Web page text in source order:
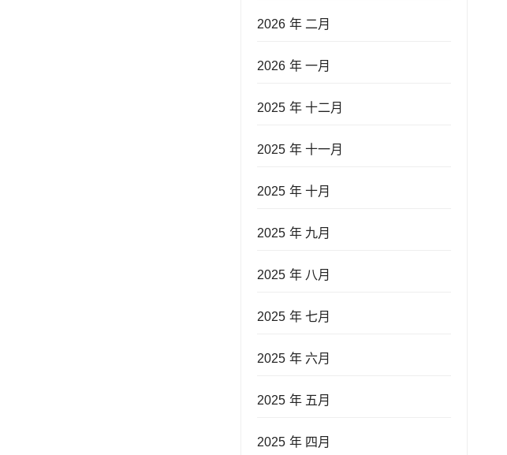
2026 年 二月
2026 年 一月
2025 年 十二月
2025 年 十一月
2025 年 十月
2025 年 九月
2025 年 八月
2025 年 七月
2025 年 六月
2025 年 五月
2025 年 四月